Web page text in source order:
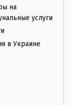
на
услуги
в Украине